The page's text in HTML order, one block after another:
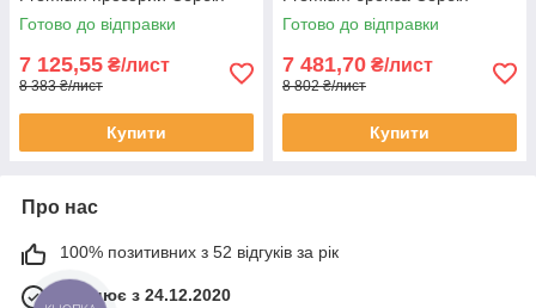
Готово до відправки
7 125,55 ₴/лист
8 383 ₴/лист
Купити
Готово до відправки
7 481,70 ₴/лист
8 802 ₴/лист
Купити
Про нас
100% позитивних з 52 відгуків за рік
Працює з 24.12.2020